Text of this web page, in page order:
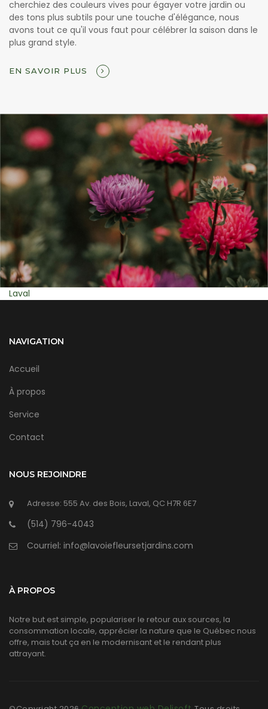
cherchiez des couleurs vives pour égayer votre jardin ou
des tons plus subtils pour une touche d'élégance, nous
avons tout ce qu'il vous faut pour célébrer la saison dans le
plus grand style.
EN SAVOIR PLUS
NAVIGATION
Accueil
À propos
Service
Contact
NOUS REJOINDRE
Adresse: 555 Av. des Bois, Laval, QC H7R 6E7
(514) 796-4043
Courriel: info@lavoiefleursetjardins.com
À PROPOS
Notre but est simple, populariser le retour aux sources, la
consommation locale, apprécier la nature que le Québec nous
offre, mais tout ça en le modernisant et le rendant plus
attrayant.